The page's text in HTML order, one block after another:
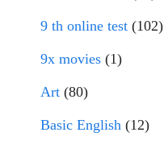
9 th online test (102)
9x movies (1)
Art (80)
Basic English (12)